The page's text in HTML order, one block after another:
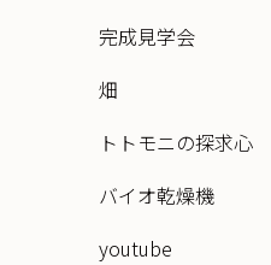
完成見学会
畑
トトモニの探求心
バイオ乾燥機
youtube